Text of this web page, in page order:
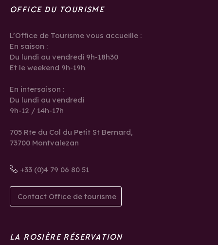
OFFICE DU TOURISME
L’Office de Tourisme vous accueille :
En saison :
Du lundi au vendredi 9h-18h30
Et le weekend 9h-19h
En intersaison :
Du lundi au vendredi
9h-12 / 14h-17h
705 Rte du Col du Petit St Bernard,
73700 Montvalezan
+33 (0)4 79 06 80 51
Contact Office de tourisme
LA ROSIÈRE RÉSERVATION